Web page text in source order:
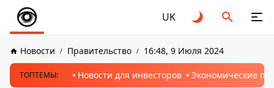
UK
Новости Правительство 16:48, 9 Июля 2024
ТОПТЕМЫ: Новости для инвесторов Экономические